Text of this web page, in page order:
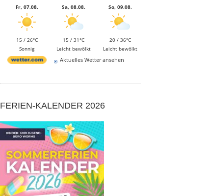
Fr, 07.08.
15 / 26°C
Sonnig
Sa, 08.08.
15 / 31°C
Leicht bewölkt
So, 09.08.
20 / 36°C
Leicht bewölkt
Aktuelles Wetter ansehen
FERIEN-KALENDER 2026